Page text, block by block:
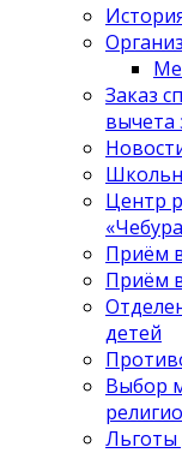
Заказ
вычета
Центр
Приём
Приём
детей
Выбор
Льготы